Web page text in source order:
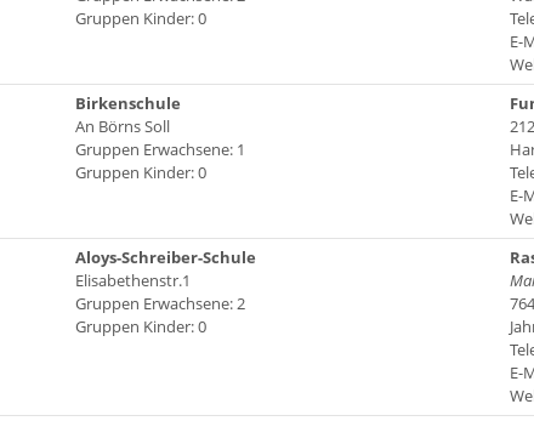
Gruppen Kinder: 0
E-
Birkenschule
An Börns Soll
Gruppen Erwachsene: 1
Gruppen Kinder: 0
E-
Aloys-Schreiber-Schule
Elisabethenstr.1
Gruppen Erwachsene: 2
Gruppen Kinder: 0
E-